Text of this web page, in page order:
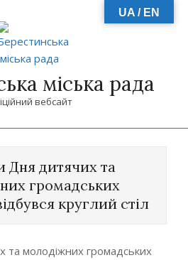
міська рада
вебсайт
Дня дитячих та
громадських
круглий стіл
та молодіжних громадських
UA / EN